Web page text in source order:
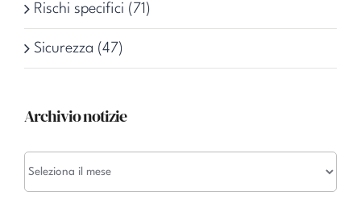
Rischi specifici (71)
Sicurezza (47)
Archivio notizie